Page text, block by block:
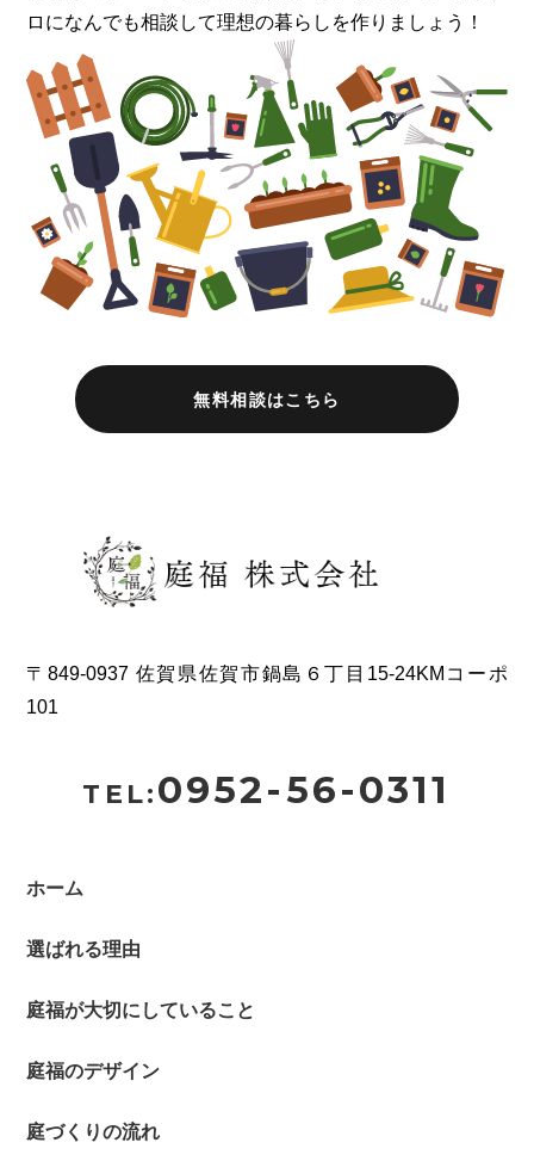
ロになんでも相談して理想の暮らしを作りましょう！
無料相談はこちら
〒849-0937 佐賀県佐賀市鍋島６丁目15-24KMコーポ
101
TEL:0952-56-0311
ホーム
選ばれる理由
庭福が大切にしていること
庭福のデザイン
庭づくりの流れ